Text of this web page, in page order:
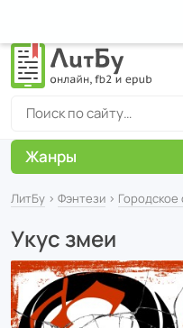
ЛитБу › Фэнтези › Городское
Укус змеи
Жанры